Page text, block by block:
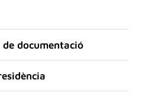
documentació